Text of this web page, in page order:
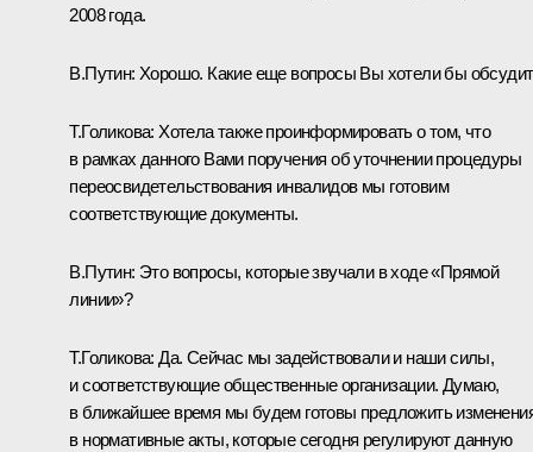
2008 года.
В.Путин: Хорошо. Какие еще вопросы Вы хотели бы
Т.Голикова: Хотела также проинформировать о том, что
в рамках данного Вами поручения об уточнении процедуры
переосвидетельствования инвалидов мы готовим
соответствующие документы.
В.Путин: Это вопросы, которые звучали в ходе «Прямой
линии»?
Т.Голикова: Да. Сейчас мы задействовали и наши силы,
и соответствующие общественные организации. Думаю,
в ближайшее время мы будем готовы предложить
в нормативные акты, которые сегодня регулируют данную